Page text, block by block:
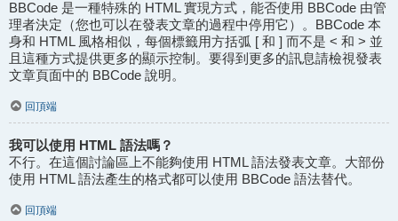
BBCode 是一種特殊的 HTML 實現方式，能否使用 BBCode 由管
理者決定（您也可以在發表文章的過程中停用它）。BBCode 本
身和 HTML 風格相似，每個標籤用方括弧 [ 和 ] 而不是 < 和 > 並
且這種方式提供更多的顯示控制。要得到更多的訊息請檢視發表
文章頁面中的 BBCode 說明。
回頂端
我可以使用 HTML 語法嗎？
不行。在這個討論區上不能夠使用 HTML 語法發表文章。大部份
使用 HTML 語法產生的格式都可以使用 BBCode 語法替代。
回頂端